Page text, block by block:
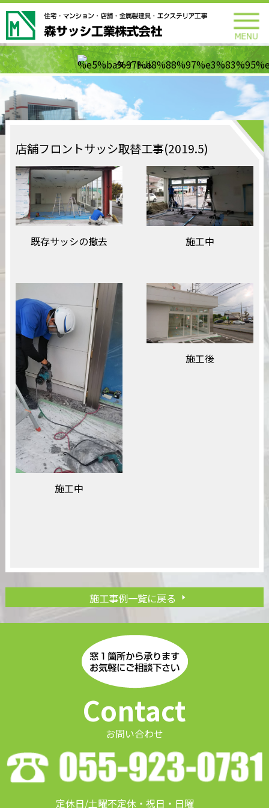
店舗フロントサッシ取替工事(2019.5)
既存サッシの撤去 施工中
施工中
施工後
施工事例一覧に戻る
Contact
お問い合わせ
定休日/土曜不定休・祝日・日曜